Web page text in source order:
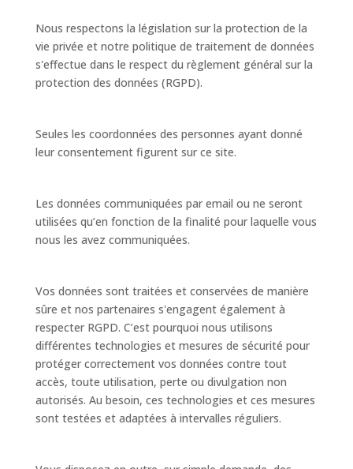
Nous respectons la législation sur la protection de la
vie privée et notre politique de traitement de données
s'effectue dans le respect du règlement général sur la
protection des données (RGPD).
Seules les coordonnées des personnes ayant donné
leur consentement figurent sur ce site.
Les données communiquées par email ou ne seront
utilisées qu’en fonction de la finalité pour laquelle vous
nous les avez communiquées.
Vos données sont traitées et conservées de manière
sûre et nos partenaires s'engagent également à
respecter RGPD. C’est pourquoi nous utilisons
différentes technologies et mesures de sécurité pour
protéger correctement vos données contre tout
accès, toute utilisation, perte ou divulgation non
autorisés. Au besoin, ces technologies et ces mesures
sont testées et adaptées à intervalles réguliers.